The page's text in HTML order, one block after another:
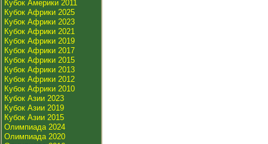
Кубок Америки 2011
Кубок Африки 2025
Кубок Африки 2023
Кубок Африки 2021
Кубок Африки 2019
Кубок Африки 2017
Кубок Африки 2015
Кубок Африки 2013
Кубок Африки 2012
Кубок Африки 2010
Кубок Азии 2023
Кубок Азии 2019
Кубок Азии 2015
Олимпиада 2024
Олимпиада 2020